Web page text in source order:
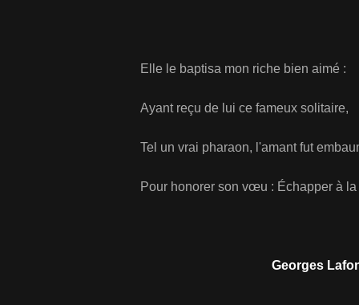
Elle le baptisa mon riche bien aimé :
Ayant reçu de lui ce fameux solitaire,
Tel un vrai pharaon, l'amant fut
Pour honorer son vœu : Échapper à la
Georges